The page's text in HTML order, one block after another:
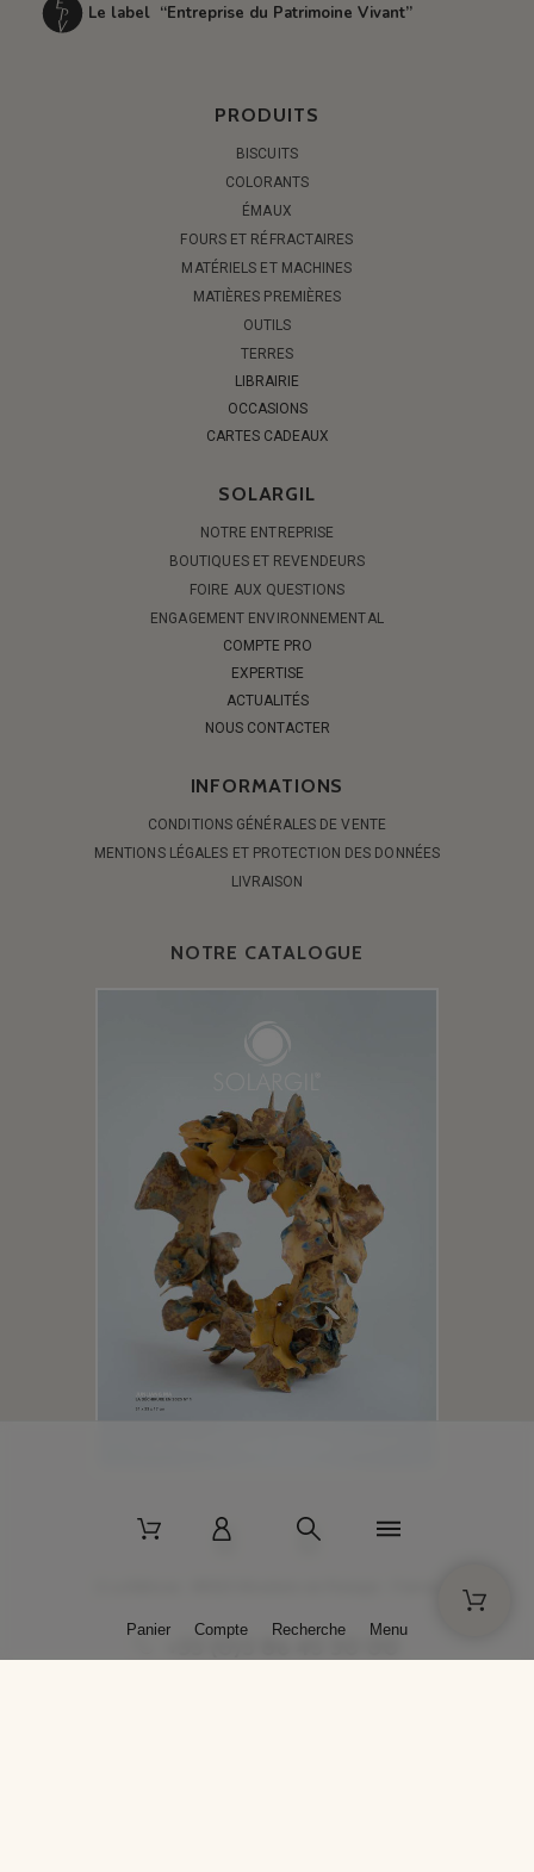
Le label “Entreprise du Patrimoine Vivant”
PRODUITS
BISCUITS
COLORANTS
ÉMAUX
FOURS ET RÉFRACTAIRES
MATÉRIELS ET MACHINES
MATIÈRES PREMIÈRES
OUTILS
TERRES
LIBRAIRIE
OCCASIONS
CARTES CADEAUX
SOLARGIL
NOTRE ENTREPRISE
BOUTIQUES ET REVENDEURS
FOIRE AUX QUESTIONS
ENGAGEMENT ENVIRONNEMENTAL
COMPTE PRO
EXPERTISE
ACTUALITÉS
NOUS CONTACTER
INFORMATIONS
CONDITIONS GÉNÉRALES DE VENTE
MENTIONS LÉGALES ET PROTECTION DES DONNÉES
LIVRAISON
NOTRE CATALOGUE
+33 (0)3 86 45 50 00
Panier Compte Recherche Menu